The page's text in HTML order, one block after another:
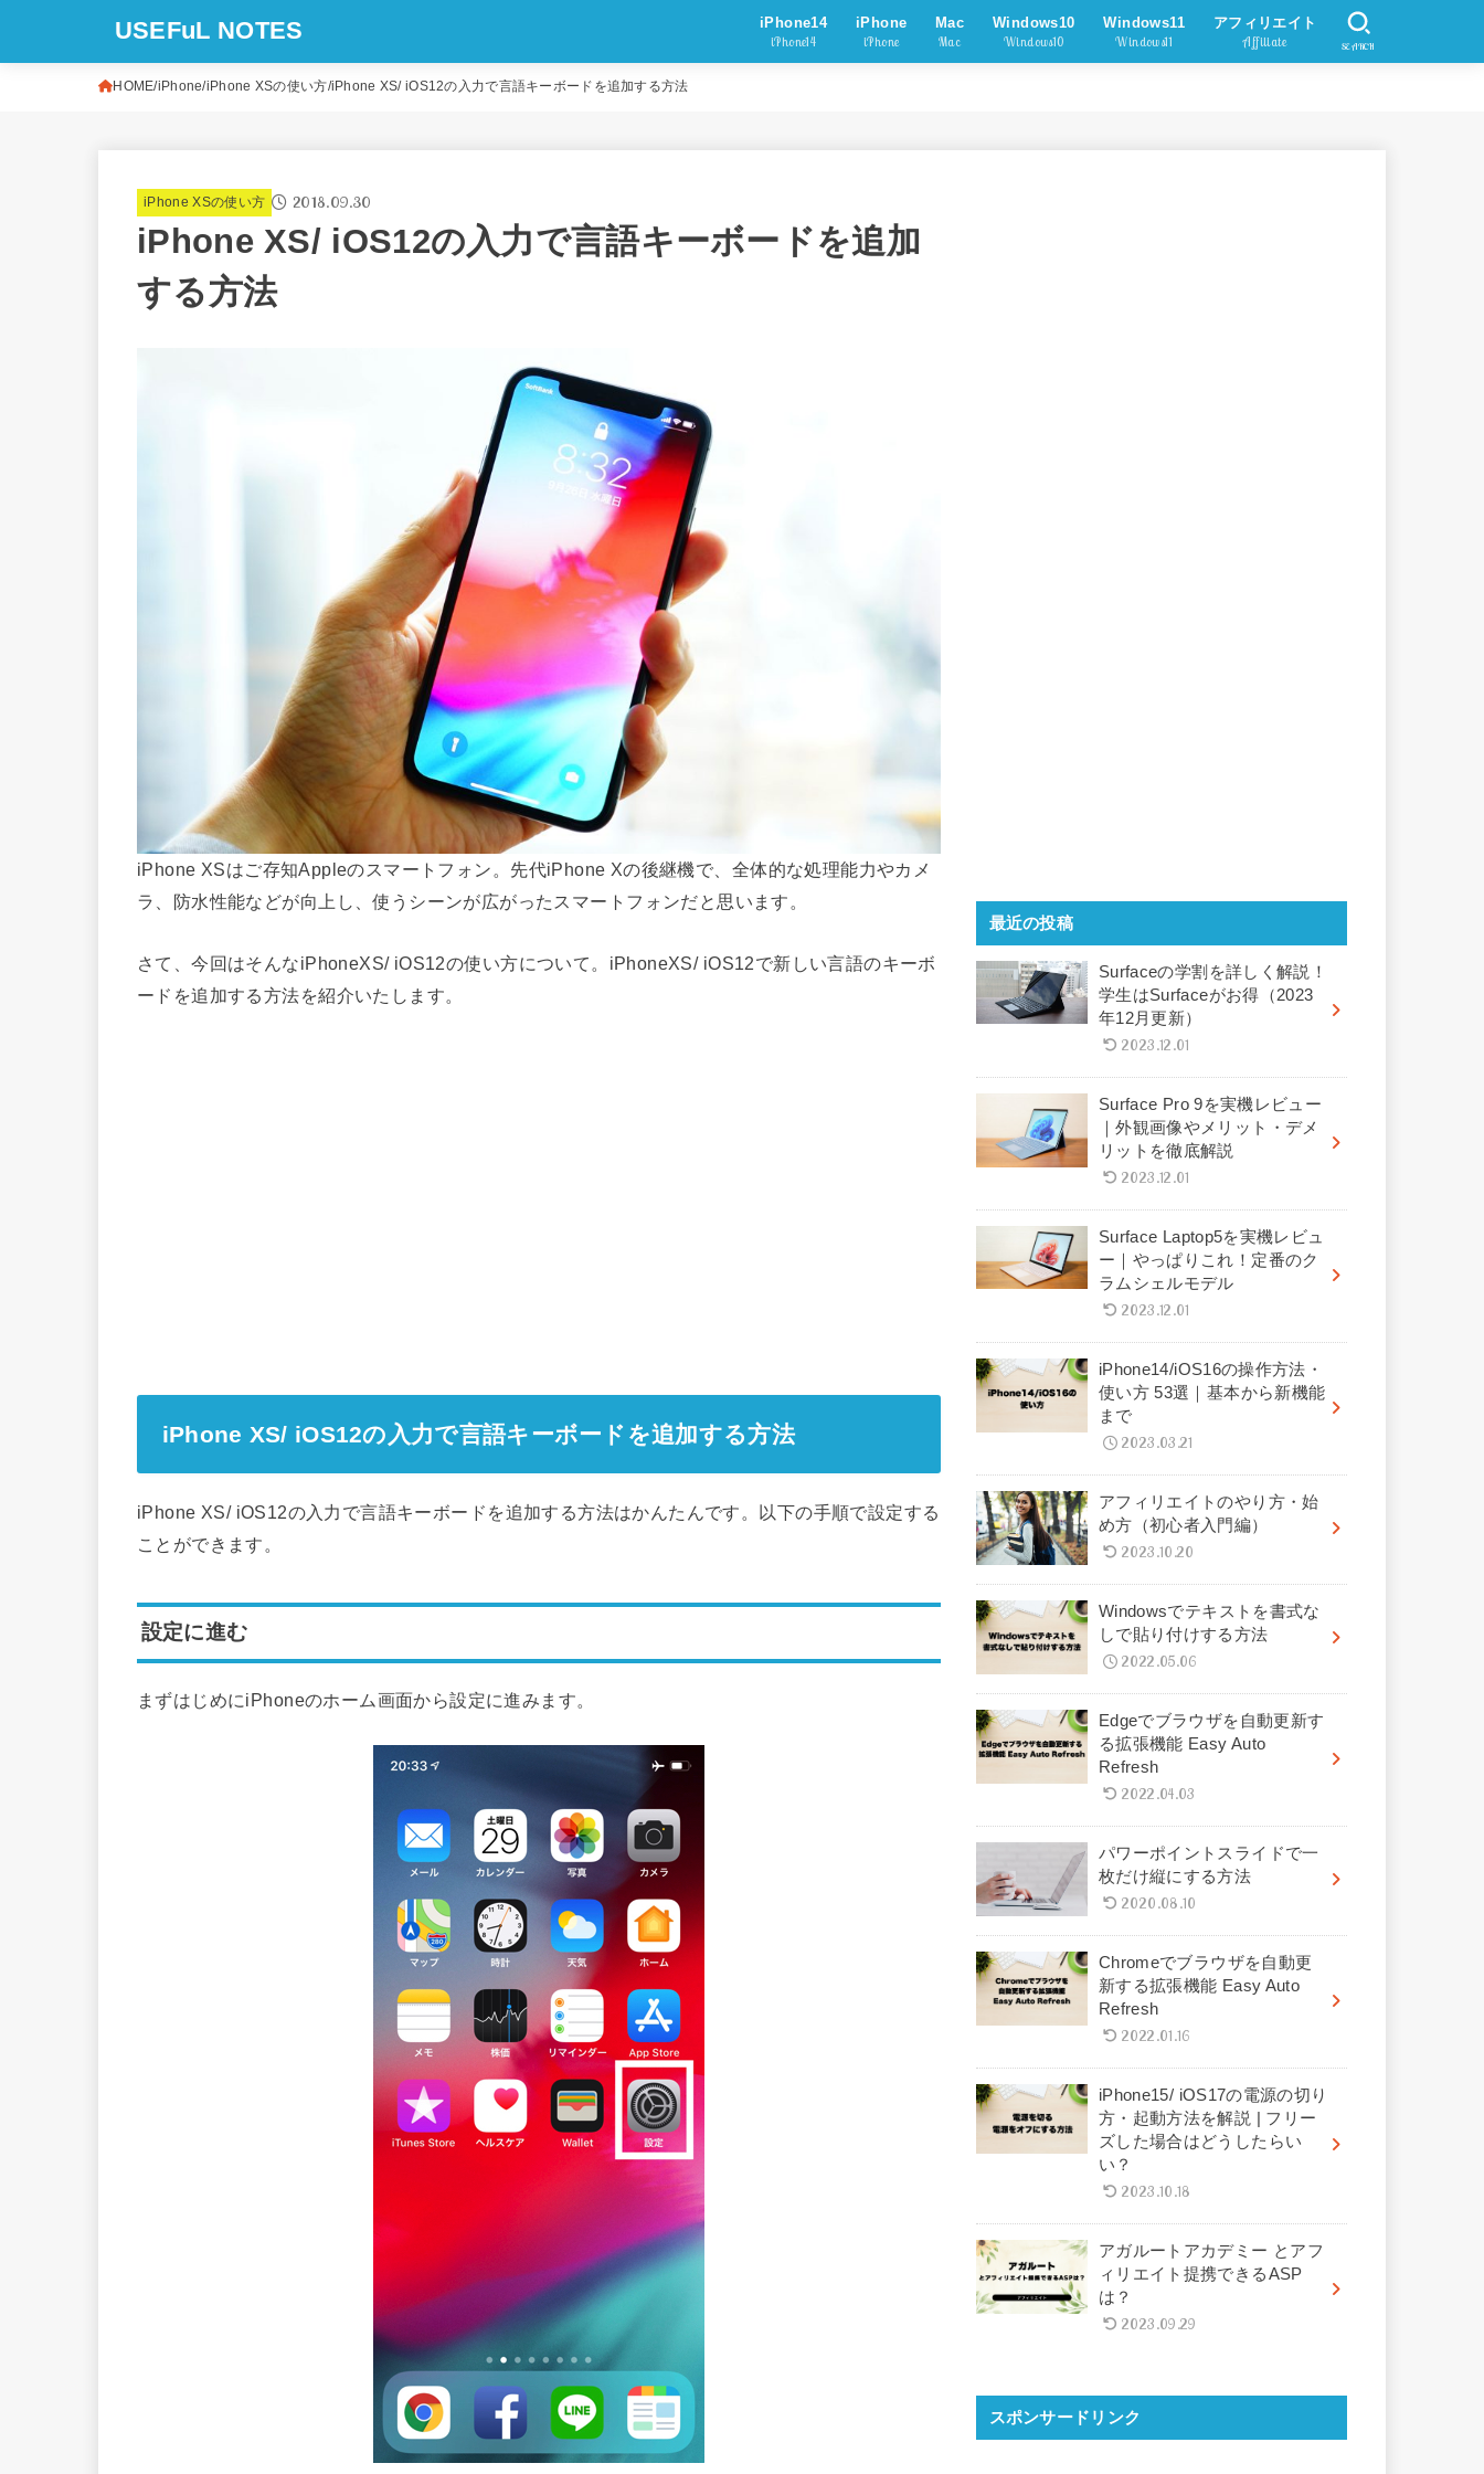
USEFuL NOTES iPhone14
iPhone14
iPhone
iPhone
Mac
Mac
Windows10
Windows10
Windows11
Windows11
アフィリエイト
Affiliate SEARCH
HOME iPhone iPhone XSの使い方 iPhone XS/ iOS12の入力で言語キーボードを追加する方法
iPhone XSの使い方 2018.09.30
iPhone XS/ iOS12の入力で言語キーボードを追加
する方法
iPhone XSはご存知Appleのスマートフォン。先代iPhone Xの後継機で、全体的な処理能力やカメ
ラ、防水性能などが向上し、使うシーンが広がったスマートフォンだと思います。
さて、今回はそんなiPhoneXS/ iOS12の使い方について。iPhoneXS/ iOS12で新しい言語のキーボ
ードを追加する方法を紹介いたします。
iPhone XS/ iOS12の入力で言語キーボードを追加する方法
iPhone XS/ iOS12の入力で言語キーボードを追加する方法はかんたんです。以下の手順で設定する
ことができます。
設定に進む
まずはじめにiPhoneのホーム画面から設定に進みます。
最近の投稿
Surfaceの学割を詳しく解説！
学生はSurfaceがお得（2023
年12月更新）
2023.12.01
Surface Pro 9を実機レビュー
｜外観画像やメリット・デメ
リットを徹底解説
2023.12.01
Surface Laptop5を実機レビュ
ー｜やっぱりこれ！定番のク
ラムシェルモデル
2023.12.01
iPhone14/iOS16の操作方法・
使い方 53選｜基本から新機能
まで
2023.03.21
アフィリエイトのやり方・始
め方（初心者入門編）
2023.10.20
Windowsでテキストを書式な
しで貼り付けする方法
2022.05.06
Edgeでブラウザを自動更新す
る拡張機能 Easy Auto
Refresh
2022.04.03
パワーポイントスライドで一
枚だけ縦にする方法
2020.08.10
Chromeでブラウザを自動更
新する拡張機能 Easy Auto
Refresh
2022.01.16
iPhone15/ iOS17の電源の切り
方・起動方法を解説 | フリー
ズした場合はどうしたらい
い？
2023.10.18
アガルートアカデミー とアフ
ィリエイト提携できるASP
は？
2023.09.29
スポンサードリンク